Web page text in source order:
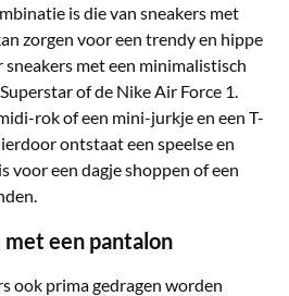
is die van sneakers met
zorgen voor een trendy en hippe
sneakers met een minimalistisch
of de Nike Air Force 1.
rok of een mini-jurkje en een T-
ontstaat een speelse en
voor een dagje shoppen of een
met een pantalon
ook prima gedragen worden